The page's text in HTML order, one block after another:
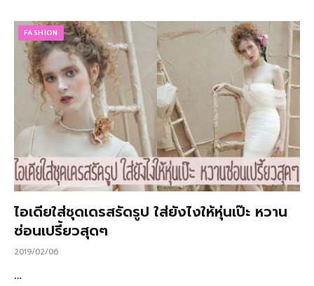
FASHION
ไอเดียใส่ชุดเดรสรัดรูป ใส่ยังไงให้หุ่นเป๊ะ หวาน
ซ่อนเปรี้ยวสุดๆ
2019/02/06
…